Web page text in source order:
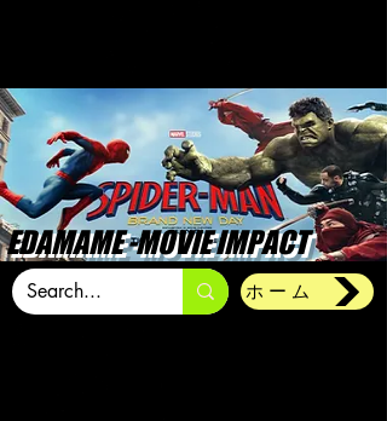
EDAMAME -MOVIE IMPACT
ホーム